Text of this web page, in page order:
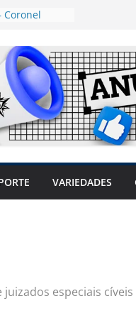
Coronel
mulheres
travar o
produtores
sem
sintomas,
VARIEDADES
especiais